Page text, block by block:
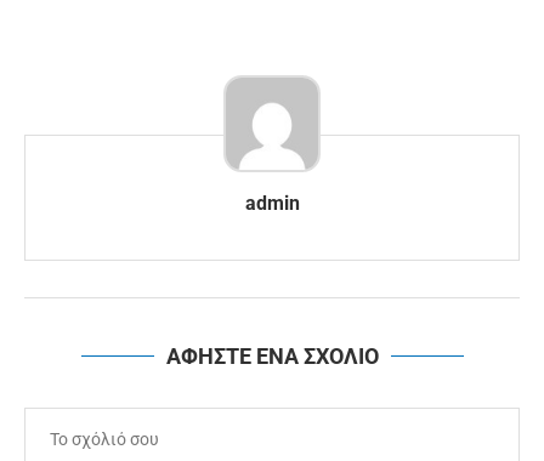
admin
ΑΦΗΣΤΕ ΕΝΑ ΣΧΟΛΙΟ